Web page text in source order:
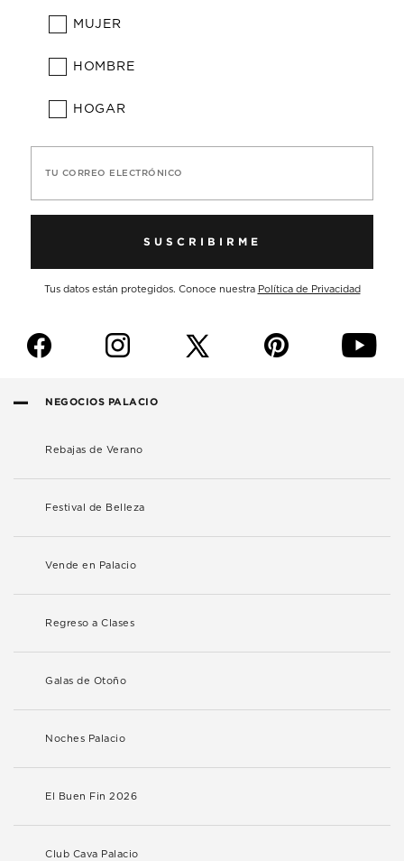
MUJER
HOMBRE
HOGAR
TU CORREO ELECTRÓNICO
SUSCRIBIRME
Tus datos están protegidos. Conoce nuestra Política de Privacidad
f i p y
NEGOCIOS PALACIO
Rebajas de Verano
Festival de Belleza
Vende en Palacio
Regreso a Clases
Galas de Otoño
Noches Palacio
El Buen Fin 2026
Club Cava Palacio